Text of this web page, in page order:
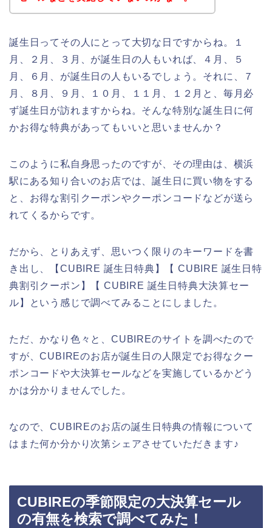
誕生日ってその人にとって大切な日ですからね。１
月、２月、３月、が誕生日の人もいれば、４月、５
月、６月、が誕生日の人もいるでしょう。それに、７
月、８月、９月、１０月、１１月、１２月と、毎月必
ず誕生日が訪れますからね。そんな特別な誕生日に何
かお得な特典があってもいいと思いませんか？
このように私自身思ったのですが、その理由は、横浜
駅にある知り合いのお店では、誕生日に買い物をする
と、お得な割引クーポンやクーポンコードなどが送ら
れてくるからです。
だから、とりあえず、思いつく限りのキーワードを書
き出し、【CUBIRE 誕生日特典】【 CUBIRE 誕生日特
典割引クーポン】【 CUBIRE 誕生日特典大決算セー
ル】という感じで調べてみることにしました。
ただ、かなり色々と、CUBIREのサイトを調べたので
すが、CUBIREのお店が誕生日の人限定でお得なクー
ポンコードや大決算セールなどを実施しているかどう
かは分かりませんでした。
なので、CUBIREのお店の誕生日特典の情報について
はまた何か分かり次第シェアさせていただきます♪
CUBIREの季節限定の大決算セール
の有無を検索で調べてみた！